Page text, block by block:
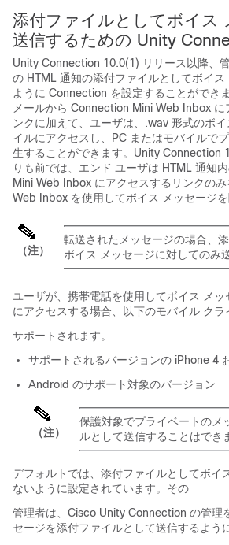
添付ファイルとしてボイス
送信するための Unity
Unity Connection 10.0(1) リリース以降、
の HTML 通知の添付ファイルとしてボイス
ように Connection を設定することができ
メールから Connection Mini Web Inbox に
ンクに加えて、ユーザは、.wav 形式のボ
イルにアクセスし、PC またはモバイルで
生することができます。Unity Connection
りも前では、エンド ユーザは HTML 通知
Mini Web Inbox にアクセスするリンクの
Web Inbox を使用してボイス メッセージを
（注）
転送されたメッセージの場合、
ボイス メッセージに対してのみ
ユーザが、携帯電話を使用してボイス メ
にアクセスする場合、以下のモバイル クラ
サポートされます。
サポートされるバージョンの iPhone 4
Android のサポート対象のバージョン
（注）
保護対象でプライベートのメ
ルとして送信することはでき
デフォルトでは、添付ファイルとしてボイ
ないように設定されています。その
管理者は、Cisco Unity Connection の管理
セージを添付ファイルとして送信するよう